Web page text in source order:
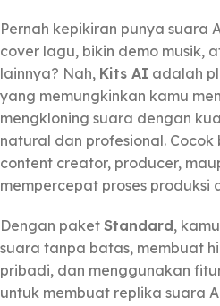
Pernah kepikiran punya suara
cover lagu, bikin demo musik,
lainnya? Nah, Kits AI adalah
yang memungkinkan kamu
mengkloning suara dengan
natural dan profesional. Cocok
content creator, producer,
mempercepat proses produksi
Dengan paket Standard,
suara tanpa batas, membuat
pribadi, dan menggunakan
untuk membuat replika suara